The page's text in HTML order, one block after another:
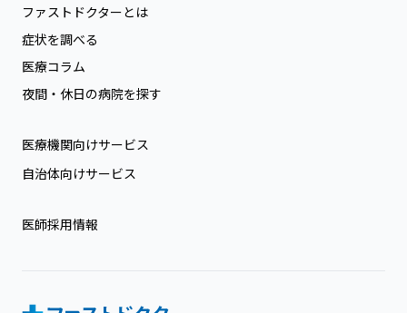
ファストドクターとは
症状を調べる
医療コラム
夜間・休日の病院を探す
医療機関向けサービス
自治体向けサービス
医師採用情報